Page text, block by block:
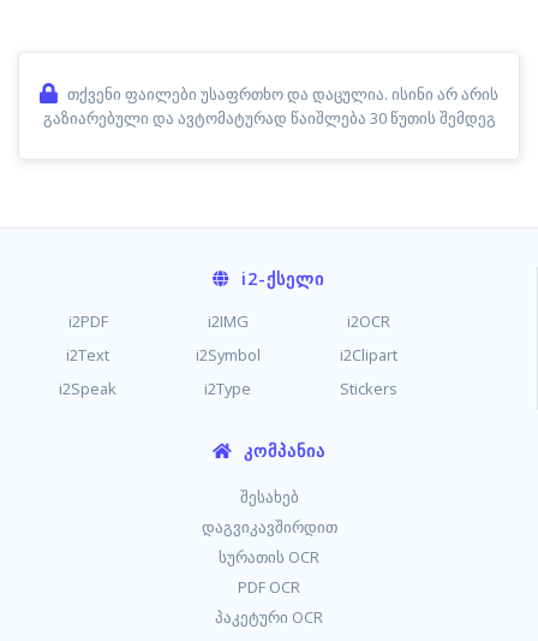
თქვენი ფაილები უსაფრთხო და დაცულია. ისინი არ არის
გაზიარებული და ავტომატურად წაიშლება 30 წუთის შემდეგ
i2-ᲥᲡᲔᲚᲘ
i2PDF i2IMG
i2OCR
i2Text
i2Symbol
i2Clipart
i2Speak
i2Type Stickers
ᲙᲝᲛᲞᲐᲜᲘᲐ
შესახებ
დაგვიკავშირდით
სურათის OCR
PDF OCR
პაკეტური OCR